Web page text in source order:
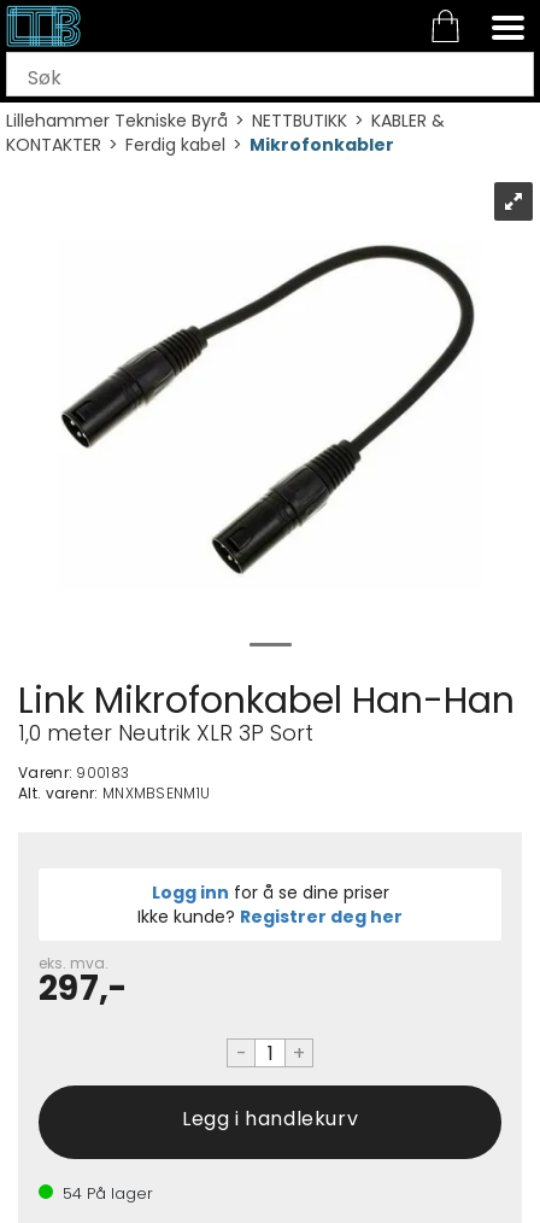
Lillehammer Tekniske Byrå>NETTBUTIKK>KABLER &
KONTAKTER>Ferdig kabel>Mikrofonkabler
Link Mikrofonkabel Han-Han
1,0 meter Neutrik XLR 3P Sort
Varenr: 900183
Alt. varenr: MNXMBSENM1U
Logg inn for å se dine priser
Ikke kunde? Registrer deg her
eks. mva.
297,-
- +
54 På lager